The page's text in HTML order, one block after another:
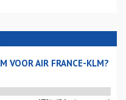
VOOR AIR FRANCE-KLM?